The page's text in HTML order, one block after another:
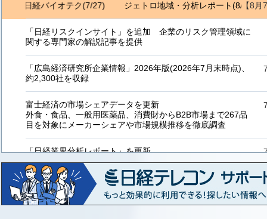
【8月
6) 日経バイオテク(7/27) ジェトロ地域・分析レポート(8/6) 日
「日経リスクインサイト」を追加 企業のリスク管理領域に
関する専門家の解説記事を提供
「広島経済研究所企業情報」2026年版(2026年7月末時点)、
約2,300社を収録
富士経済の市場シェアデータを更新
外食・食品、一般用医薬品、消費財からB2B市場まで267品
目を対象にメーカーシェアや市場規模推移を徹底調査
「日経業界分析レポート」を更新
「工業用プラスチック製品」「システムインテグレーター」
など20業界の内容を刷新
「東洋経済海外進出企業情報」の2026年版、約3万6千社を
収録